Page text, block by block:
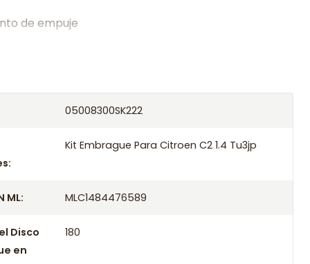
de empuje
05008300SK222
Kit Embrague Para Citroen C2 1.4 Tu3jp
ML: MLC1484476589
Disco
en
180